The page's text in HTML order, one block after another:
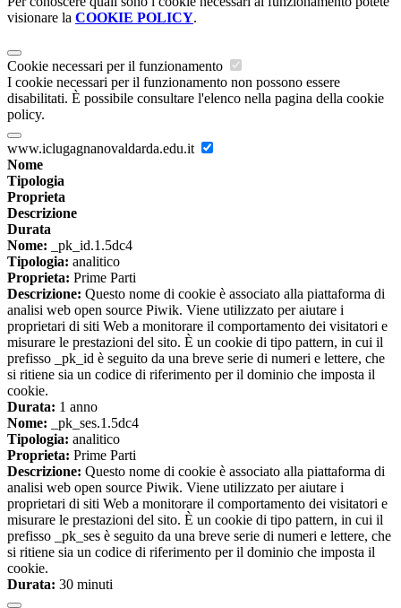
visionare la COOKIE POLICY.
Cookie necessari per il funzionamento
I cookie necessari per il funzionamento non possono essere
disabilitati. È possibile consultare l'elenco nella pagina della cookie
policy.
www.iclugagnanovaldarda.edu.it
Nome
Tipologia
Proprieta
Descrizione
Durata
Nome: _pk_id.1.5dc4
Tipologia: analitico
Proprieta: Prime Parti
Descrizione: Questo nome di cookie è associato alla piattaforma di
analisi web open source Piwik. Viene utilizzato per aiutare i
proprietari di siti Web a monitorare il comportamento dei visitatori e
misurare le prestazioni del sito. È un cookie di tipo pattern, in cui il
prefisso _pk_id è seguito da una breve serie di numeri e lettere, che
si ritiene sia un codice di riferimento per il dominio che imposta il
cookie.
Durata: 1 anno
Nome: _pk_ses.1.5dc4
Tipologia: analitico
Proprieta: Prime Parti
Descrizione: Questo nome di cookie è associato alla piattaforma di
analisi web open source Piwik. Viene utilizzato per aiutare i
proprietari di siti Web a monitorare il comportamento dei visitatori e
misurare le prestazioni del sito. È un cookie di tipo pattern, in cui il
prefisso _pk_ses è seguito da una breve serie di numeri e lettere, che
si ritiene sia un codice di riferimento per il dominio che imposta il
cookie.
Durata: 30 minuti